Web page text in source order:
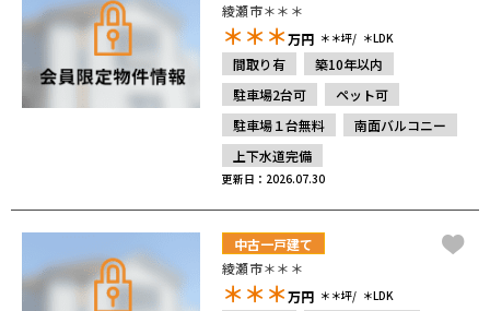
綾瀬市＊＊＊
＊＊＊万円 ＊＊坪 ＊LDK
間取り有
築10年以内
駐車場2台可
ペット可
駐車場１台無料
南面バルコニー
上下水道完備
更新日：2026.07.30
中古一戸建て
綾瀬市＊＊＊
＊＊＊万円 ＊＊坪 ＊LDK